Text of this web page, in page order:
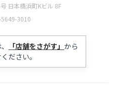
日本橋浜町Kビル 8F
3010
「店舗をさがす」 から
ださい。